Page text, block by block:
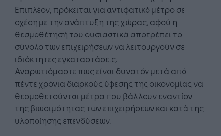
Επιπλέον, πρόκειται για αντιφατικό μέτρο σε
σχέση με την ανάπτυξη της χώρας, αφού η
θεσμοθέτησή του ουσιαστικά αποτρέπει το
σύνολο των επιχειρήσεων να λειτουργούν σε
ιδιόκτητες εγκαταστάσεις.
Αναρωτιόμαστε πως είναι δυνατόν μετά από
πέντε χρόνια διαρκούς ύφεσης της οικονομίας να
θεσμοθετούνται μέτρα που βάλλουν εναντίον
της βιωσιμότητας των επιχειρήσεων και κατά της
υλοποίησης επενδύσεων.